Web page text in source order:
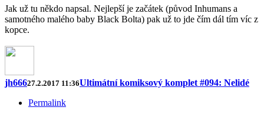
Jak už tu někdo napsal. Nejlepší je začátek (původ Inhumans a
samotného malého baby Black Bolta) pak už to jde čím dál tím víc z
kopce.
jh66627.2.2017 11:36Ultimátní komiksový komplet #094: Nelidé
Permalink